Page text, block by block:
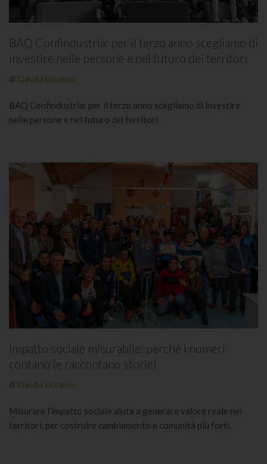
BAQ Confindustria: per il terzo anno scegliamo di
investire nelle persone e nel futuro dei territori
di Claudia Liccardo
BAQ Confindustria: per il terzo anno scegliamo di investire
nelle persone e nel futuro dei territori
Impatto sociale misurabile: perché i numeri
contano (e raccontano storie)
di Claudia Liccardo
Misurare l’impatto sociale aiuta a generare valore reale nei
territori, per costruire cambiamento e comunità più forti.